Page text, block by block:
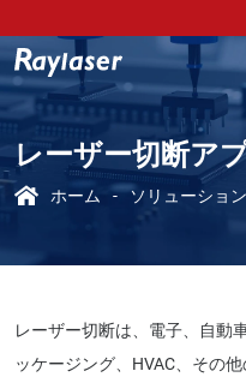
レーザー切断ア
ホーム ソリューション
レーザー切断は、電子、自動
ッケージング、HVAC、その